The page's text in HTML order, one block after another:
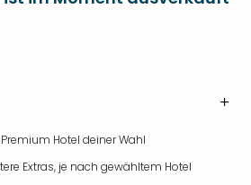
Hotel deiner Wahl
Extras, je nach gewähltem Hotel